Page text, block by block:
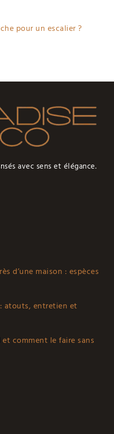
pour un escalier ?
avec sens et élégance.
d’une maison : espèces
: atouts, entretien et
et comment le faire sans